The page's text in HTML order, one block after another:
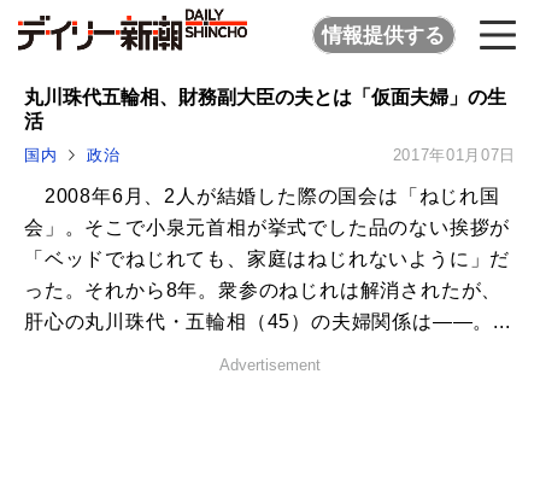
情報提供する
丸川珠代五輪相、財務副大臣の夫とは「仮面夫婦」の生
活
国内 政治 2017年01月07日
2008年6月、2人が結婚した際の国会は「ねじれ国
会」。そこで小泉元首相が挙式でした品のない挨拶が
「ベッドでねじれても、家庭はねじれないように」だ
った。それから8年。衆参のねじれは解消されたが、
肝心の丸川珠代・五輪相（45）の夫婦関係は――。...
Advertisement